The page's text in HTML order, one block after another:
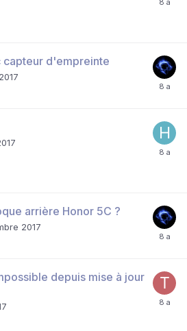
capteur d'empreinte
arrière Honor 5C ?
2017
depuis mise à jour